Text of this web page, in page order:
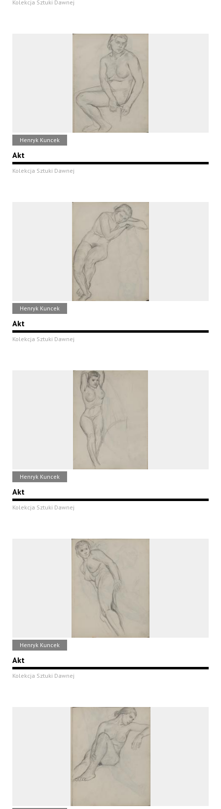
Kolekcja Sztuki Dawnej
Henryk Kuncek
Akt
Kolekcja Sztuki Dawnej
Henryk Kuncek
Akt
Kolekcja Sztuki Dawnej
Henryk Kuncek
Akt
Kolekcja Sztuki Dawnej
Henryk Kuncek
Akt
Kolekcja Sztuki Dawnej